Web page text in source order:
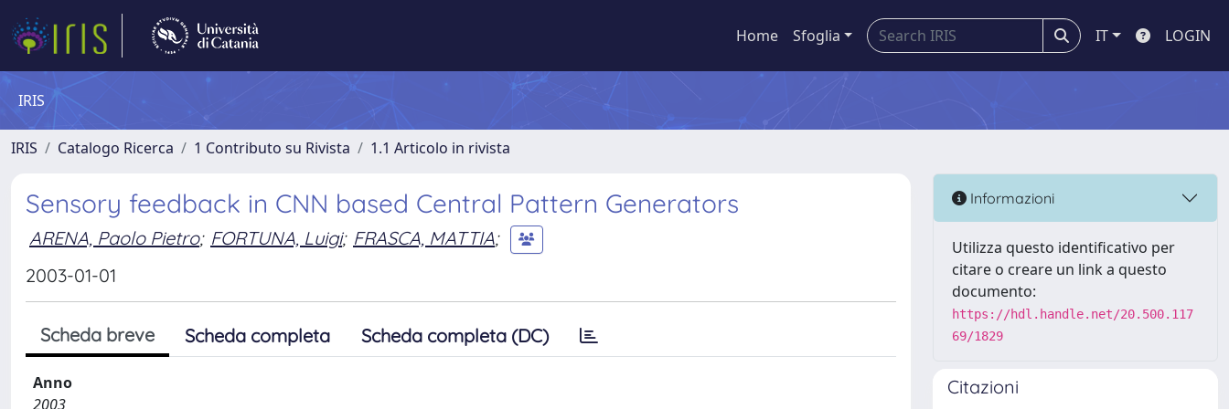
Home Sfoglia IT LOGIN
IRIS
IRIS Catalogo Ricerca 1 Contributo su Rivista 1.1 Articolo in rivista
Sensory feedback in CNN based Central Pattern Generators
ARENA, Paolo Pietro; FORTUNA, Luigi; FRASCA, MATTIA;
2003-01-01
Scheda breve Scheda completa Scheda completa (DC)
Anno
2003
Informazioni
Utilizza questo identificativo per
citare o creare un link a questo
documento:
https://hdl.handle.net/20.500.117
69/1829
Citazioni